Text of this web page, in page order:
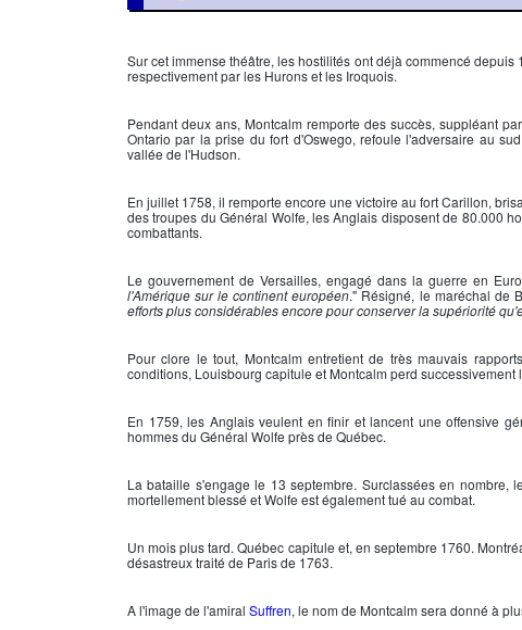
Sur cet immense théâtre, les hostilités ont déjà commencé
respectivement par les Hurons et les Iroquois.
Pendant deux ans, Montcalm remporte des succès, suppléant
Ontario par la prise dufort d'Oswego, refoule l'adversaire au
vallée de l'Hudson.
En juillet 1758, il remporte encore une victoire aufort Carillon,
des troupes duGénéral Wolfe, les Anglais disposent de 80.000
combattants.
Le gouvernement de Versailles, engagé dans la guerre en
l'Amérique sur le continent européen." Résigné, lemaréchal de
efforts plus considérables encore pour conserver la supériorité
Pour clore le tout, Montcalm entretient de très mauvais
conditions, Louisbourg capitule et Montcalm perd successivement
En 1759, les Anglais veulent en finir et lancent une offensive
hommes du Général Wolfe près de Québec.
La bataille s'engage le 13 septembre. Surclassées en nombre,
mortellement blessé etWolfe est également tué au combat.
Un mois plus tard. Québec capitule et, en septembre 1760.
désastreux traité de Paris de 1763.
A l'image de l'amiral Suffren, le nom de Montcalm sera donné à